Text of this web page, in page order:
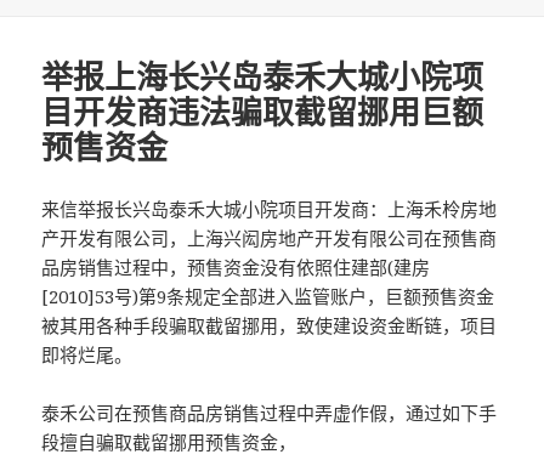
举报上海长兴岛泰禾大城小院项
目开发商违法骗取截留挪用巨额
预售资金
来信举报长兴岛泰禾大城小院项目开发商：上海禾柃房地
产开发有限公司，上海兴闳房地产开发有限公司在预售商
品房销售过程中，预售资金没有依照住建部(建房
[2010]53号)第9条规定全部进入监管账户，巨额预售资金
被其用各种手段骗取截留挪用，致使建设资金断链，项目
即将烂尾。
泰禾公司在预售商品房销售过程中弄虚作假，通过如下手
段擅自骗取截留挪用预售资金，